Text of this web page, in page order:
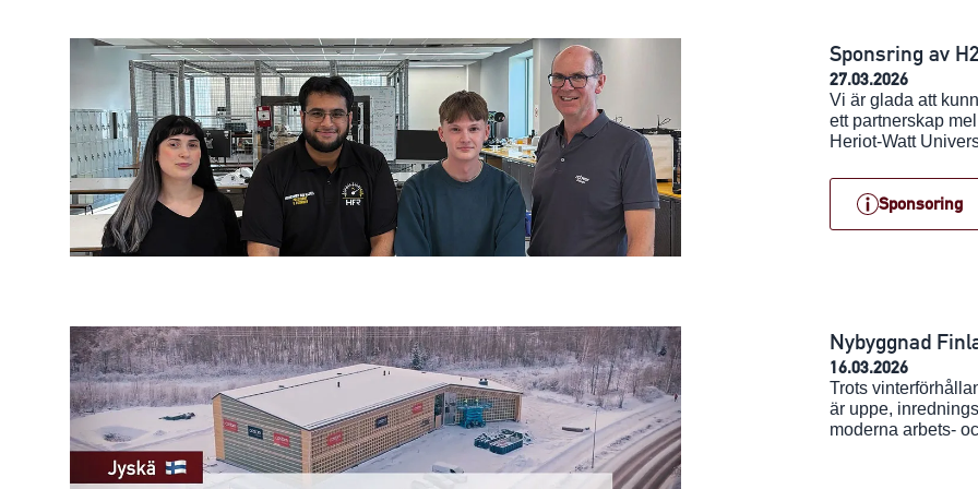
Sponsring av
27.03.2026
Vi är glada att
ett partnerskap
Heriot-Watt
Sponsoring
Nybyggnad
16.03.2026
Trots
är uppe,
moderna arbets-